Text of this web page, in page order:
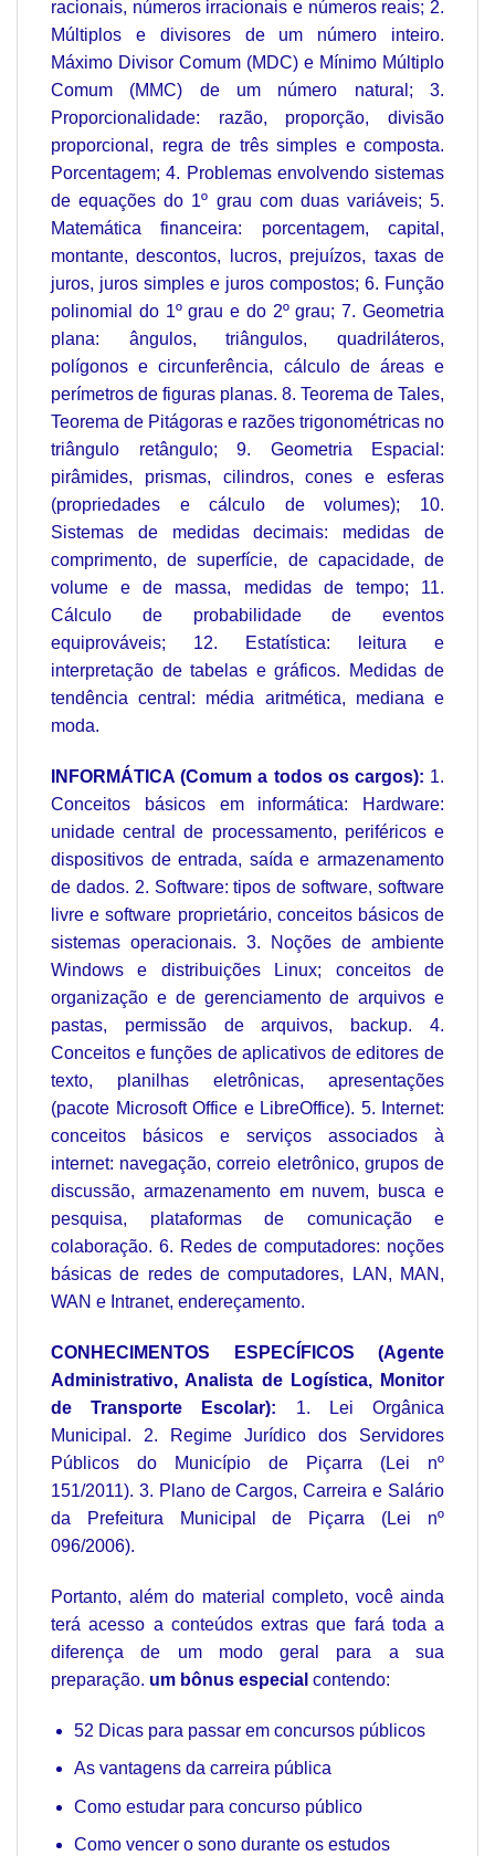
racionais, números irracionais e números reais; 2.
Múltiplos e divisores de um número inteiro.
Máximo Divisor Comum (MDC) e Mínimo Múltiplo
Comum (MMC) de um número natural; 3.
Proporcionalidade: razão, proporção, divisão
proporcional, regra de três simples e composta.
Porcentagem; 4. Problemas envolvendo sistemas
de equações do 1º grau com duas variáveis; 5.
Matemática financeira: porcentagem, capital,
montante, descontos, lucros, prejuízos, taxas de
juros, juros simples e juros compostos; 6. Função
polinomial do 1º grau e do 2º grau; 7. Geometria
plana: ângulos, triângulos, quadriláteros,
polígonos e circunferência, cálculo de áreas e
perímetros de figuras planas. 8. Teorema de Tales,
Teorema de Pitágoras e razões trigonométricas no
triângulo retângulo; 9. Geometria Espacial:
pirâmides, prismas, cilindros, cones e esferas
(propriedades e cálculo de volumes); 10.
Sistemas de medidas decimais: medidas de
comprimento, de superfície, de capacidade, de
volume e de massa, medidas de tempo; 11.
Cálculo de probabilidade de eventos
equiprováveis; 12. Estatística: leitura e
interpretação de tabelas e gráficos. Medidas de
tendência central: média aritmética, mediana e
moda.
INFORMÁTICA (Comum a todos os cargos): 1.
Conceitos básicos em informática: Hardware:
unidade central de processamento, periféricos e
dispositivos de entrada, saída e armazenamento
de dados. 2. Software: tipos de software, software
livre e software proprietário, conceitos básicos de
sistemas operacionais. 3. Noções de ambiente
Windows e distribuições Linux; conceitos de
organização e de gerenciamento de arquivos e
pastas, permissão de arquivos, backup. 4.
Conceitos e funções de aplicativos de editores de
texto, planilhas eletrônicas, apresentações
(pacote Microsoft Office e LibreOffice). 5. Internet:
conceitos básicos e serviços associados à
internet: navegação, correio eletrônico, grupos de
discussão, armazenamento em nuvem, busca e
pesquisa, plataformas de comunicação e
colaboração. 6. Redes de computadores: noções
básicas de redes de computadores, LAN, MAN,
WAN e Intranet, endereçamento.
CONHECIMENTOS ESPECÍFICOS (Agente
Administrativo, Analista de Logística, Monitor
de Transporte Escolar): 1. Lei Orgânica
Municipal. 2. Regime Jurídico dos Servidores
Públicos do Município de Piçarra (Lei nº
151/2011). 3. Plano de Cargos, Carreira e Salário
da Prefeitura Municipal de Piçarra (Lei nº
096/2006).
Portanto, além do material completo, você ainda
terá acesso a conteúdos extras que fará toda a
diferença de um modo geral para a sua
preparação. um bônus especial contendo:
52 Dicas para passar em concursos públicos
As vantagens da carreira pública
Como estudar para concurso público
Como vencer o sono durante os estudos